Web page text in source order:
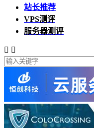
站长推荐
VPS测评
服务器测评
 